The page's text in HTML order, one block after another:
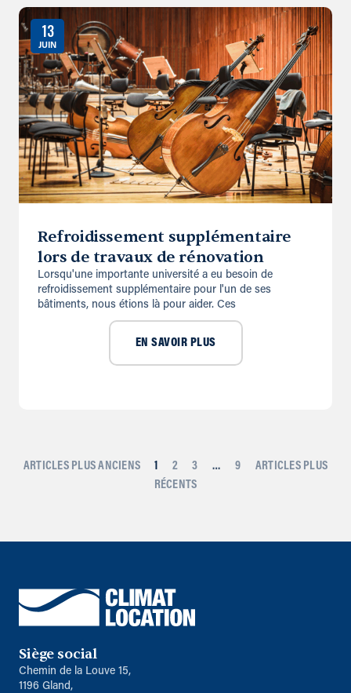
13
JUIN
Refroidissement supplémentaire
lors de travaux de rénovation
Lorsqu'une importante université a eu besoin de
refroidissement supplémentaire pour l'un de ses
bâtiments, nous étions là pour aider. Ces
EN SAVOIR PLUS
ARTICLES PLUS ANCIENS 1 2 3 … 9
ARTICLES PLUS
RÉCENTS
Siège social
Chemin de la Louve 15,
1196 Gland,